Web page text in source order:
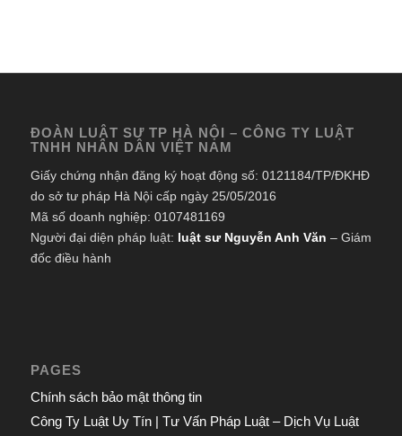
ĐOÀN LUẬT SƯ TP HÀ NỘI – CÔNG TY LUẬT
TNHH NHÂN DÂN VIỆT NAM
Giấy chứng nhận đăng ký hoạt động số: 0121184/TP/ĐKHĐ
do sở tư pháp Hà Nội cấp ngày 25/05/2016
Mã số doanh nghiệp: 0107481169
Người đại diện pháp luật: luật sư Nguyễn Anh Văn – Giám
đốc điều hành
PAGES
Chính sách bảo mật thông tin
Công Ty Luật Uy Tín | Tư Vấn Pháp Luật – Dịch Vụ Luật